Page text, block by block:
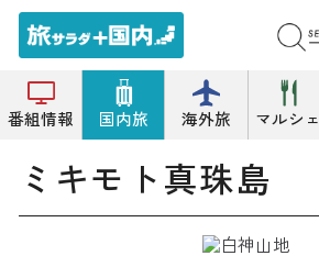
番組情報 国内旅 海外旅 マルシェ
トップ ミキモト真珠島
ミキモト真珠島